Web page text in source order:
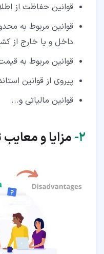
قوانین حفاظت از
قوانین مربوط به
داخل و یا خارج از
قوانین مربوط به
پیروی از قوانین
قوانین مالیاتی و...
۲‏- مزایا و